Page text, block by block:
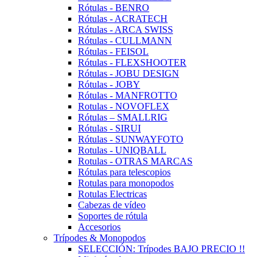
Rótulas - BENRO
Rótulas - ACRATECH
Rótulas - ARCA SWISS
Rótulas - CULLMANN
Rótulas - FEISOL
Rótulas - FLEXSHOOTER
Rótulas - JOBU DESIGN
Rótulas - JOBY
Rótulas - MANFROTTO
Rotulas - NOVOFLEX
Rótulas – SMALLRIG
Rótulas - SIRUI
Rótulas - SUNWAYFOTO
Rotulas - UNIQBALL
Rotulas - OTRAS MARCAS
Rótulas para telescopios
Rotulas para monopodos
Rotulas Electricas
Cabezas de vídeo
Soportes de rótula
Accesorios
Trípodes & Monopodos
SELECCIÓN: Trípodes BAJO PRECIO !!